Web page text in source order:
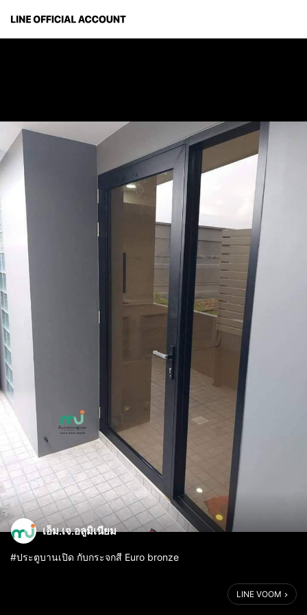
เอ็ม.เจ.อลูมิเนียม
#ประตูบานเปิด​ กับกระจกสี​ Euro​ bronze​
รายละเอียด: ติดตั้งประตูบานเปิดพร้อมบานฟิกซํ​ และติดตั้งหน้าต่าง
LINE VOOM